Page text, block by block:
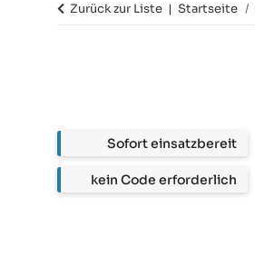
Zurück zur Liste Startseite